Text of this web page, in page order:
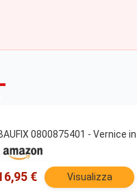
0800875401 - Vernice
€ Visualizza